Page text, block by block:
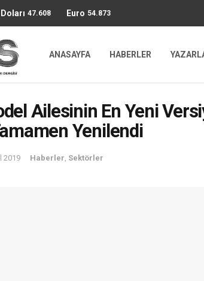
47.6085 Euro 54.8736
ANASAYFA HABERLER
Ailesinin En Yeni
Yenilendi
2019 Haberler, Sektörler